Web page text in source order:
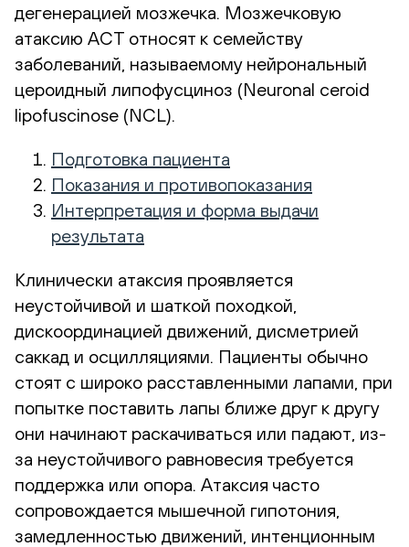
дегенерацией мозжечка. Мозжечковую
атаксию АСТ относят к семейству
заболеваний, называемому нейрональный
цероидный липофусциноз (Neuronal ceroid
lipofuscinose (NCL).
Подготовка пациента
Показания и противопоказания
Интерпретация и форма выдачи
результата
Клинически атаксия проявляется
неустойчивой и шаткой походкой,
дискоординацией движений, дисметрией
саккад и осцилляциями. Пациенты обычно
стоят с широко расставленными лапами, при
попытке поставить лапы ближе друг к другу
они начинают раскачиваться или падают, из-
за неустойчивого равновесия требуется
поддержка или опора. Атаксия часто
сопровождается мышечной гипотония,
замедленностью движений, интенционным